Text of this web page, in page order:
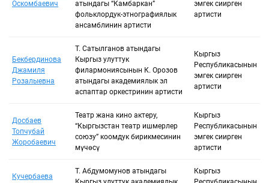
Оскомбаевич
атындагы “Камбаркан”
фольклордук-этнографиялык
ансамблинин артисти
эмгек сиңирген
артисти
Бекбердинова
Джамиля
Розалыевна
Т. Сатылганов атындагы
Кыргыз улуттук
филармониясынын К. Орозов
атындагы академиялык эл
аспаптар оркестринин артисти
Кыргыз
Республикасынын
эмгек сиңирген
артисти
Досбаев
Топчубай
Жоробаевич
Театр жана кино актеру,
“Кыргызстан театр ишмерлер
союзу” коомдук бирикмесинин
мүчөсү
Кыргыз
Республикасынын
эмгек сиңирген
артисти
Кучербаева
Т. Абдумомунов атындагы
Кыргыз